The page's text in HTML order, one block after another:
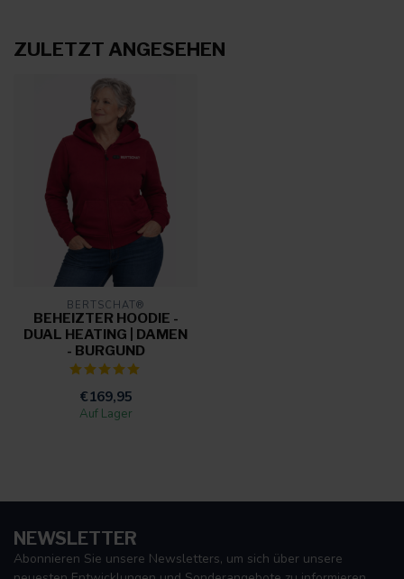
ZULETZT ANGESEHEN
BERTSCHAT®
BEHEIZTER HOODIE -
DUAL HEATING | DAMEN
- BURGUND
€169,95
Auf Lager
NEWSLETTER
Abonnieren Sie unsere Newsletters, um sich über unsere